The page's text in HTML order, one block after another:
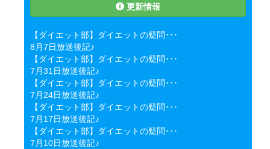
更新情報
【ダイエット部】ダイエットの疑問･･･
8月7日放送後記♪
【ダイエット部】ダイエットの疑問･･･
7月31日放送後記♪
【ダイエット部】ダイエットの疑問･･･
7月24日放送後記♪
【ダイエット部】ダイエットの疑問･･･
7月17日放送後記♪
【ダイエット部】ダイエットの疑問･･･
7月10日放送後記♪